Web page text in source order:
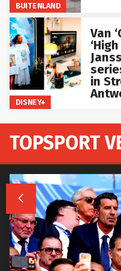
BUITENLAND
DISNEY+
Van
in
TOPSPORT
